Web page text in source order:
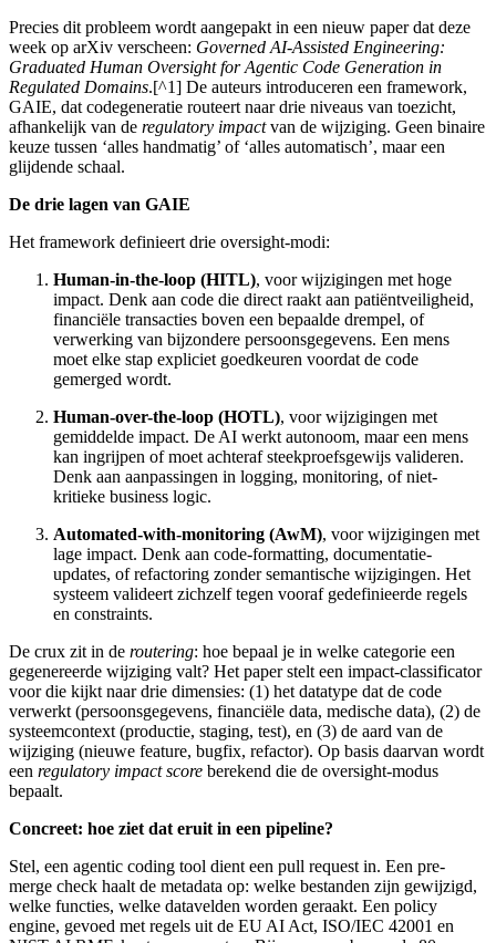
Precies dit probleem wordt aangepakt in een nieuw paper dat deze
week op arXiv verscheen: Governed AI-Assisted Engineering:
Graduated Human Oversight for Agentic Code Generation in
Regulated Domains.[^1] De auteurs introduceren een framework,
GAIE, dat codegeneratie routeert naar drie niveaus van toezicht,
afhankelijk van de regulatory impactvan de wijziging. Geen binaire
keuze tussen ‘alles handmatig’ of ‘alles automatisch’, maar een
glijdende schaal.
De drie lagen van GAIE
Het framework definieert drie oversight-modi:
Human-in-the-loop (HITL), voor wijzigingen met hoge
impact. Denk aan code die direct raakt aan patiëntveiligheid,
financiële transacties boven een bepaalde drempel, of
verwerking van bijzondere persoonsgegevens. Een mens
moet elke stap expliciet goedkeuren voordat de code
gemerged wordt.
Human-over-the-loop (HOTL), voor wijzigingen met
gemiddelde impact. De AI werkt autonoom, maar een mens
kan ingrijpen of moet achteraf steekproefsgewijs valideren.
Denk aan aanpassingen in logging, monitoring, of niet-
kritieke business logic.
Automated-with-monitoring (AwM), voor wijzigingen met
lage impact. Denk aan code-formatting, documentatie-
updates, of refactoring zonder semantische wijzigingen. Het
systeem valideert zichzelf tegen vooraf gedefinieerde regels
en constraints.
De crux zit in de routering: hoe bepaal je in welke categorie een
gegenereerde wijziging valt? Het paper stelt een impact-classificator
voor die kijkt naar drie dimensies: (1) het datatype dat de code
verwerkt (persoonsgegevens, financiële data, medische data), (2) de
systeemcontext (productie, staging, test), en (3) de aard van de
wijziging (nieuwe feature, bugfix, refactor). Op basis daarvan wordt
een regulatory impact score berekend die de oversight-modus
bepaalt.
Concreet: hoe ziet dat eruit in een pipeline?
Stel, een agentic coding tool dient een pull request in. Een pre-
merge check haalt de metadata op: welke bestanden zijn gewijzigd,
welke functies, welke datavelden worden geraakt. Een policy
engine, gevoed met regels uit de EU AI Act, ISO/IEC 42001 en